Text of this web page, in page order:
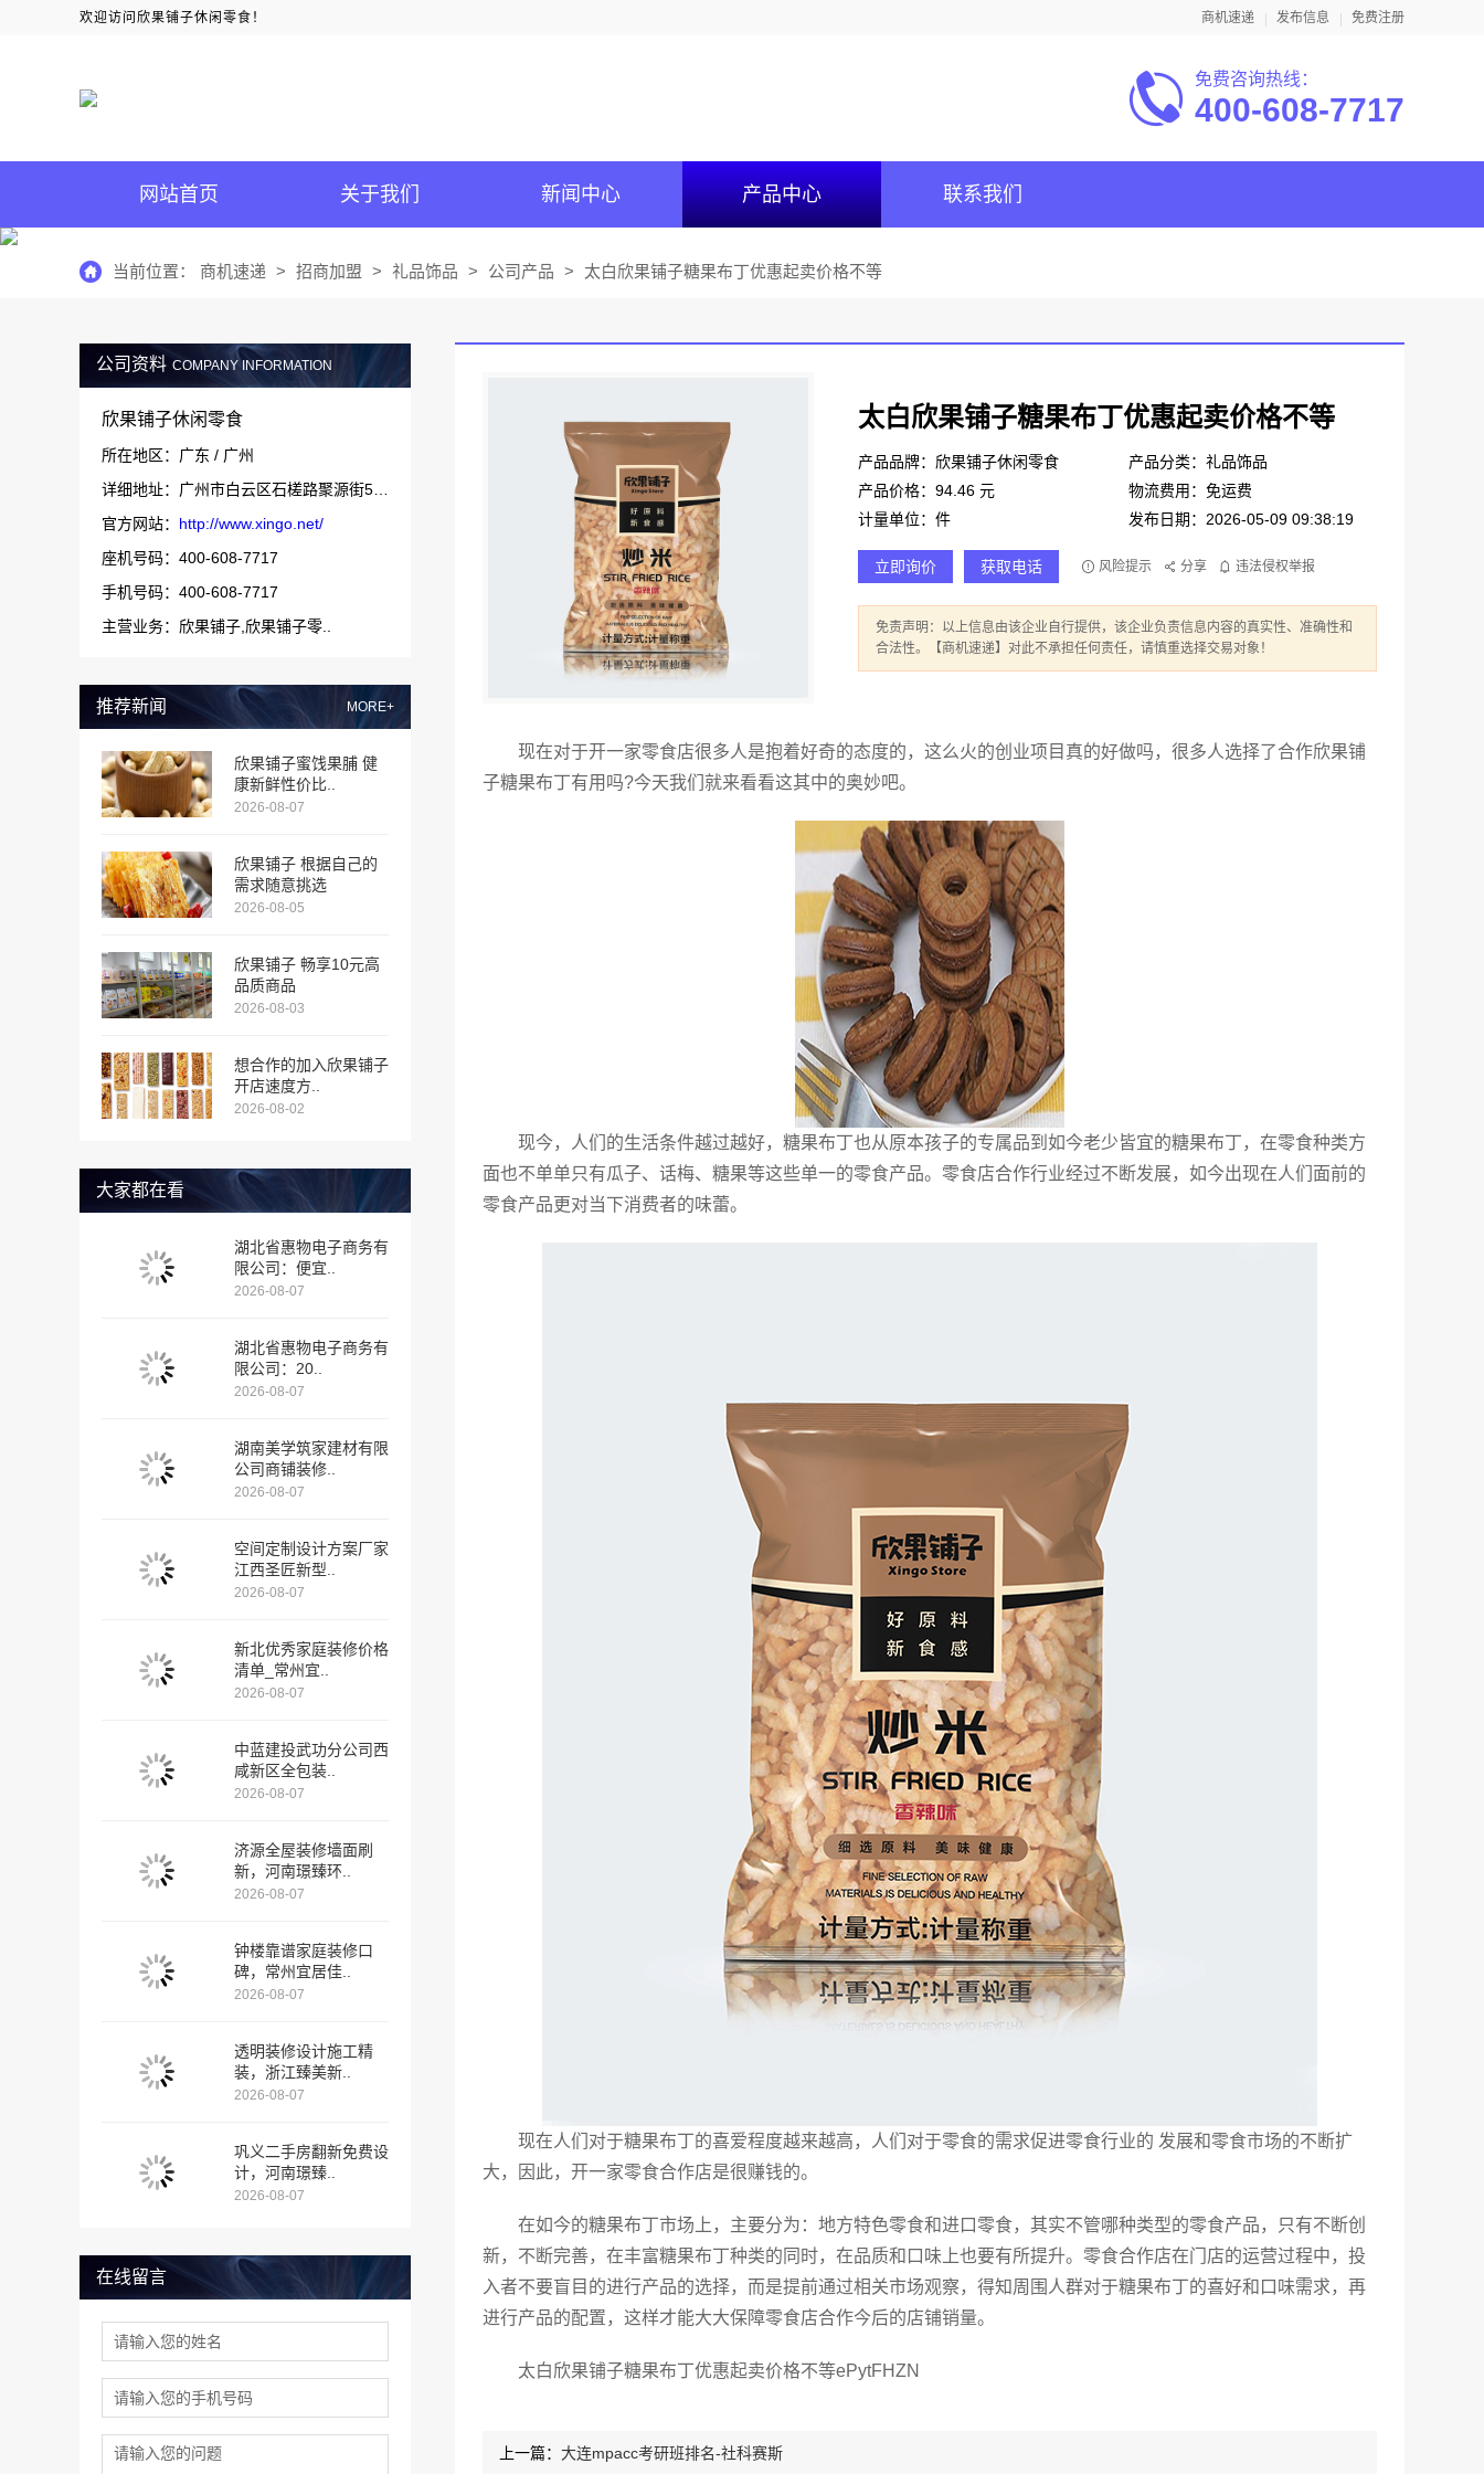
欢迎访问欣果铺子休闲零食！ 商机速递 发布信息 免费注册
免费咨询热线：
400-608-7717
网站首页 关于我们 新闻中心 产品中心 联系我们
当前位置： 商机速递 > 招商加盟 > 礼品饰品 > 公司产品 > 太白欣果铺子糖果布丁优惠起卖价格不等
公司资料 COMPANY INFORMATION
欣果铺子休闲零食
所在地区：广东 / 广州
官方网站： http://www.xingo.net/
座机号码：400-608-7717
手机号码：400-608-7717
主营业务：欣果铺子,欣果铺子零..
推荐新闻 MORE+
欣果铺子蜜饯果脯 健
康新鲜性价比..
2026-08-07
欣果铺子 根据自己的
需求随意挑选
2026-08-05
欣果铺子 畅享10元高
品质商品
2026-08-03
想合作的加入欣果铺子
开店速度方..
2026-08-02
大家都在看
湖北省惠物电子商务有
限公司：便宜..
2026-08-07
湖北省惠物电子商务有
限公司：20..
2026-08-07
湖南美学筑家建材有限
公司商铺装修..
2026-08-07
空间定制设计方案厂家
江西圣匠新型..
2026-08-07
新北优秀家庭装修价格
清单_常州宜..
2026-08-07
中蓝建投武功分公司西
咸新区全包装..
2026-08-07
济源全屋装修墙面刷
新，河南璟臻环..
2026-08-07
钟楼靠谱家庭装修口
碑，常州宜居佳..
2026-08-07
透明装修设计施工精
装，浙江臻美新..
2026-08-07
巩义二手房翻新免费设
计，河南璟臻..
2026-08-07
在线留言
太白欣果铺子糖果布丁优惠起卖价格不等
产品品牌：欣果铺子休闲零食
产品分类：礼品饰品
产品价格：94.46 元
物流费用：免运费
计量单位：件
发布日期：2026-05-09 09:38:19
立即询价 获取电话 风险提示 分享 违法侵权举报
免责声明：以上信息由该企业自行提供，该企业负责信息内容的真实性、准确性和
合法性。【商机速递】对此不承担任何责任，请慎重选择交易对象！
现在对于开一家零食店很多人是抱着好奇的态度的，这么火的创业项目真的好做吗，很多人选择了合作欣果铺
子糖果布丁有用吗?今天我们就来看看这其中的奥妙吧。
现今，人们的生活条件越过越好，糖果布丁也从原本孩子的专属品到如今老少皆宜的糖果布丁，在零食种类方
面也不单单只有瓜子、话梅、糖果等这些单一的零食产品。零食店合作行业经过不断发展，如今出现在人们面前的
零食产品更对当下消费者的味蕾。
现在人们对于糖果布丁的喜爱程度越来越高，人们对于零食的需求促进零食行业的 发展和零食市场的不断扩
大，因此，开一家零食合作店是很赚钱的。
在如今的糖果布丁市场上，主要分为：地方特色零食和进口零食，其实不管哪种类型的零食产品，只有不断创
新，不断完善，在丰富糖果布丁种类的同时，在品质和口味上也要有所提升。零食合作店在门店的运营过程中，投
入者不要盲目的进行产品的选择，而是提前通过相关市场观察，得知周围人群对于糖果布丁的喜好和口味需求，再
进行产品的配置，这样才能大大保障零食店合作今后的店铺销量。
太白欣果铺子糖果布丁优惠起卖价格不等ePytFHZN
上一篇： 大连mpacc考研班排名-社科赛斯